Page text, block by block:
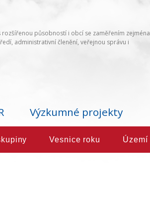
působností i obcí se zaměřením zejména
administrativní členění, veřejnou správu i
Výzkumné projekty
Vesnice roku Území